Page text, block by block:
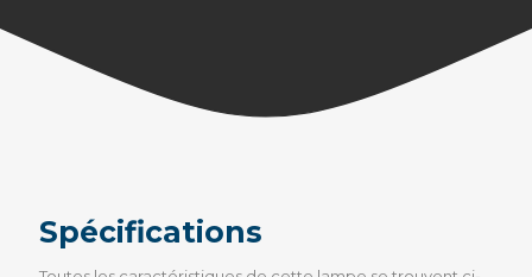
Spécifications